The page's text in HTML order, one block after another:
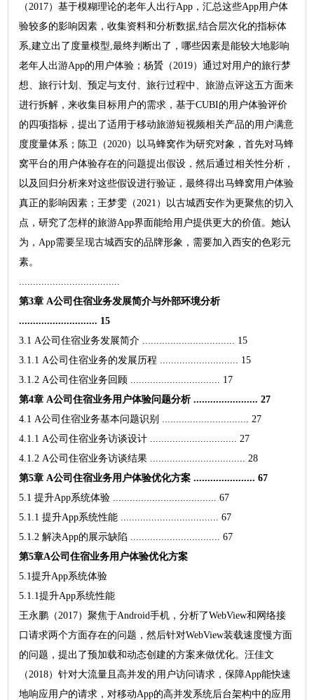
（2017）基于模糊理论的老年人出行App，汇总这些App用户体
验较多的影响因素，收集资料和分析数据,结合层次化的指标体
系,建立出了度量模型,最终判断出了，哪些因素是能较大地影响
老年人出游App的用户体验；杨贇（2019）通过对用户的旅行梦
想、旅行计划、预定与支付、旅行过程中、旅游点评这五方面来
进行拆解，来收集目标用户的需求，基于CUBI的用户体验评价
的四项指标，提出了适用于移动旅游短视频相关产品的用户满意
度度量体系；陈卫（2020）以马蜂窝作为研究对象，首先对马蜂
窝平台的用户体验存在的问题提出假设，然后通过相关性分析，
以及回归分析来对这些假设进行验证，最终得出马蜂窝用户体验
真正的影响因素；王梦雯（2021）以古城西安作为更聚焦的切入
点，研究了怎样的旅游App界面能给用户提供更大的价值。她认
为，App需要呈现古城西安的品牌形象，需要加入西安的色彩元
素。
第3章 A公司住宿业务发展简介与外部环境分析
............................ 15
3.1 A公司住宿业务发展简介 ................................. 15
3.1.1 A公司住宿业务的发展历程 ............................ 15
3.1.2 A公司住宿业务回顾 ................................ 17
第4章 A公司住宿业务用户体验问题分析 ....................... 27
4.1 A公司住宿业务基本问题识别 ............................... 27
4.1.1 A公司住宿业务访谈设计 ............................... 27
4.1.2 A公司住宿业务访谈结果 .................................. 28
第5章 A公司住宿业务用户体验优化方案 ...................... 67
5.1 提升App系统体验 ..................................... 67
5.1.1 提升App系统性能 ................................... 67
5.1.2 解决App的展示缺陷 ................................ 67
第5章A公司住宿业务用户体验优化方案
5.1提升App系统体验
5.1.1提升App系统性能
王永鹏（2017）聚焦于Android手机，分析了WebView和网络接
口请求两个方面存在的问题，然后针对WebView装载速度慢方面
的问题，提出了预加载和动态创建的方案来做优化。汪佳文
（2018）针对大流量且高并发的用户访问请求，保障App能快速
地响应用户的请求，对移动App的高并发系统后台架构中的应用